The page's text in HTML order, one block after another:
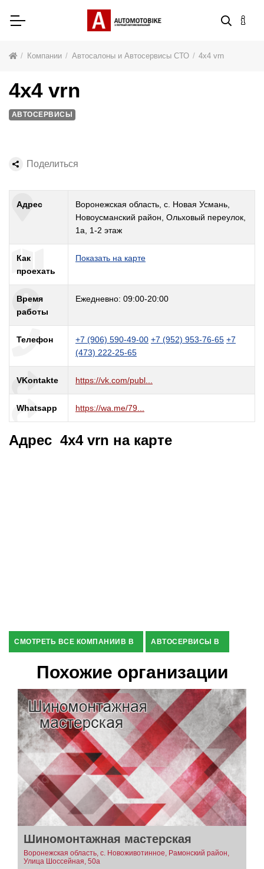
Компании Автосалоны и Автосервисы СТО 4x4 vrn
Адрес
Воронежская область, с. Новая Усмань,
Новоусманский район, Ольховый переулок,
1а, 1-2 этаж
Как
проехать
Показать на карте
Время
работы
Ежедневно: 09:00-20:00
Телефон +7 (906) 590-49-00 +7 (952) 953-76-65 +7
(473) 222-25-65
VKontakte https://vk.com/publ...
Whatsapp https://wa.me/79...
Адрес 4x4 vrn на карте
СМОТРЕТЬ ВСЕ КОМПАНИИВ В АВТОСЕРВИСЫ В
Похожие организации
Шиномонтажная мастерская
Воронежская область, с. Новоживотинное, Рамонский район,
Улица Шоссейная, 50а
4x4 vrn
АВТОСЕРВИСЫ
Поделиться